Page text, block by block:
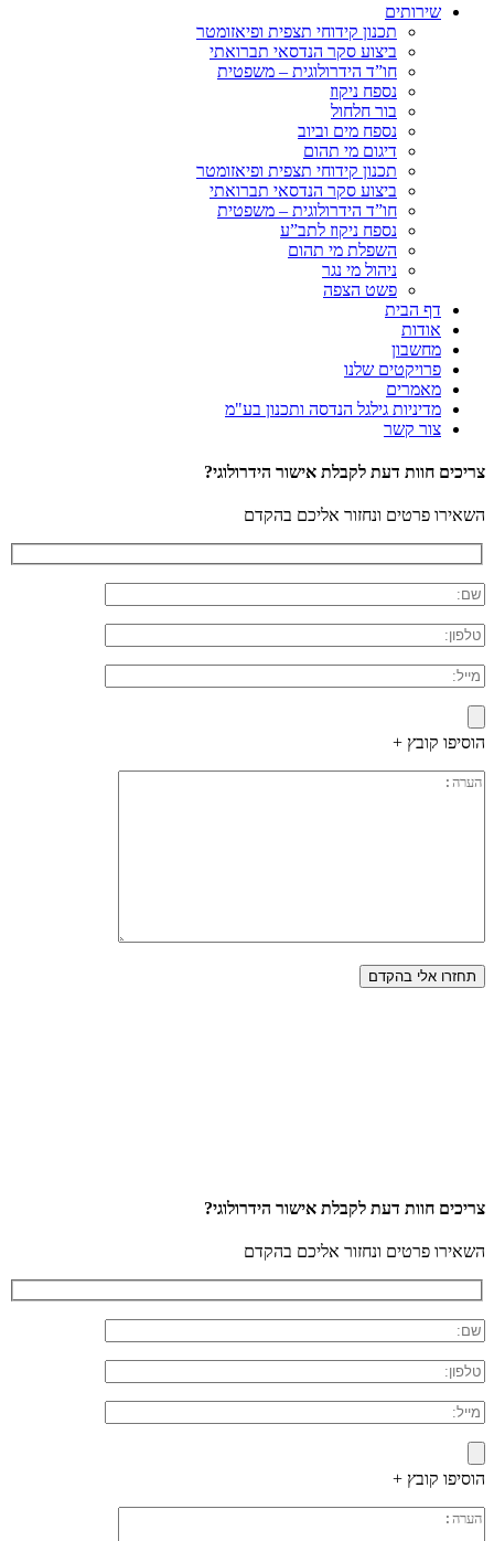
שירותים
תכנון קידוחי תצפית ופיאזומטר
ביצוע סקר הנדסאי תברואתי
חו”ד הידרולוגית – משפטית
נספח ניקוז
בור חלחול
נספח מים וביוב
דיגום מי תהום
תכנון קידוחי תצפית ופיאזומטר
ביצוע סקר הנדסאי תברואתי
חו”ד הידרולוגית – משפטית
נספח ניקוז לתב”ע
השפלת מי תהום
ניהול מי נגר
פשט הצפה
דף הבית
אודות
מחשבון
פרויקטים שלנו
מאמרים
מדיניות גילגל הנדסה ותכנון בע"מ
צור קשר
צריכים חוות דעת לקבלת אישור הידרולוגי?
השאירו פרטים ונחזור אליכם בהקדם
הוסיפו קובץ +
צריכים חוות דעת לקבלת אישור הידרולוגי?
השאירו פרטים ונחזור אליכם בהקדם
הוסיפו קובץ +